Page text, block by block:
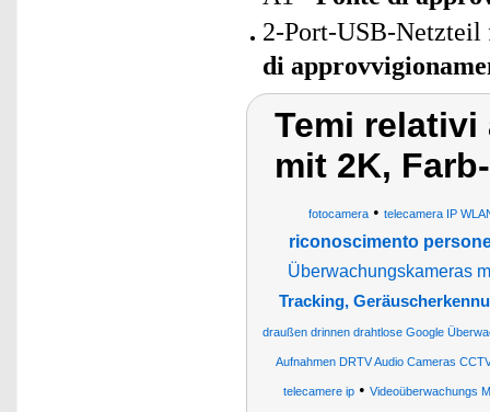
2-Port-USB-
di
Temi relativi
mit 2K,
fotocamera• telecamera IP
riconoscimento
Überwachungskameras
Tracking,
draußen drinnen drahtlose Google
Aufnahmen DRTV Audio Cameras
telecamere ip• Videoüberwachungs